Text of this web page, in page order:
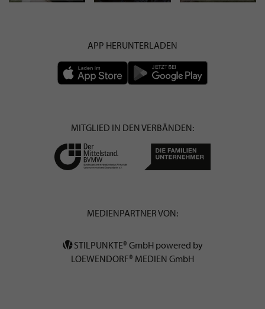
APP HERUNTERLADEN
MITGLIED IN DEN VERBÄNDEN:
MEDIENPARTNER VON:
STILPUNKTE® GmbH powered by
LOEWENDORF® MEDIEN GmbH